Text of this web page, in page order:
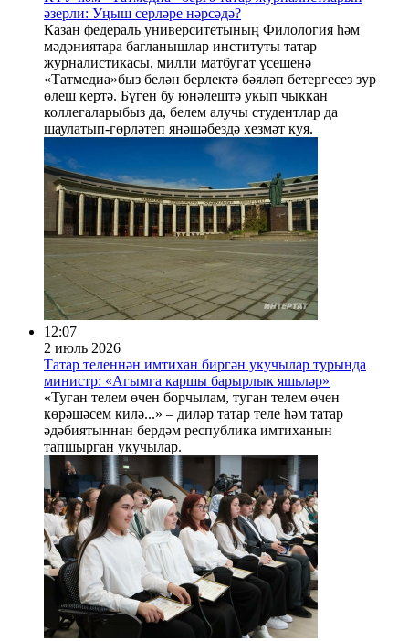
әзерли: Уңыш серләре нәрсәдә?
Казан федераль университетының Филология һәм
мәдәниятара багланышлар институты татар
журналистикасы, милли матбугат үсешенә
«Татмедиа»быз белән берлектә бәяләп бетергесез зур
өлеш кертә. Бүген бу юнәлештә укып чыккан
коллегаларыбыз да, белем алучы студентлар да
шаулатып-гөрләтеп янәшәбездә хезмәт куя.
12:07
2 июль 2026
Татар теленнән имтихан биргән укучылар турында
министр: «Агымга каршы барырлык яшьләр»
«Туган телем өчен борчылам, туган телем өчен
көрәшәсем килә...» – диләр татар теле һәм татар
әдәбиятыннан бердәм республика имтиханын
тапшырган укучылар.